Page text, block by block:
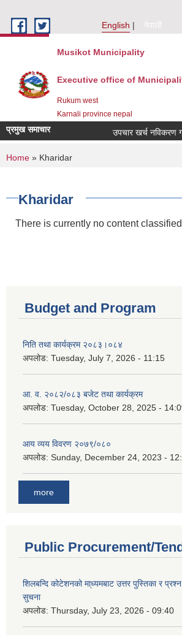
English
नेपाली
Musikot Municipality
Executive office of
Rukum west
Karnali province nepal
प्रमुख समाचार उपचार खर्च नविकरण
You are here
Home » Kharidar
Kharidar
There is currently no content
Budget and Program
निति तथा कार्यक्रम २०८३।०८४
अपलोड: Tuesday, July 7, 2026 - 11:15
आ. व. २०८२/०८३ बजेट तथा कार्यक्रम
अपलोड: Tuesday, October 28, 2025 -
आय व्यय विवरण २०७९/०८०
अपलोड: Sunday, December 24, 2023 -
more
Public Procurement/
शिलबन्दि कोटेशनको मा्ध्यमबाट उत्तर पुस्तिका र
सुचना
अपलोड: Thursday, July 23, 2026 - 09:40